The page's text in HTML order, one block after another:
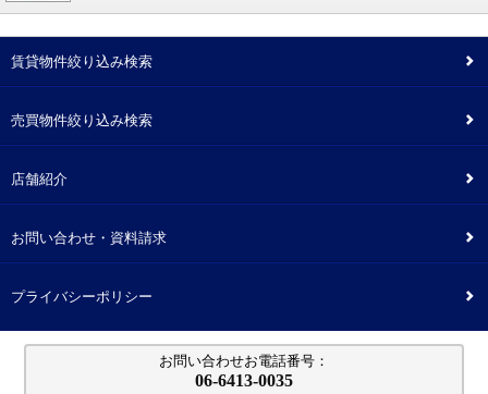
賃貸物件絞り込み検索 2
売買物件絞り込み検索 2
店舗紹介 2
お問い合わせ・資料請求 2
プライバシーポリシー 2
お問い合わせお電話番号：
06-6413-0035